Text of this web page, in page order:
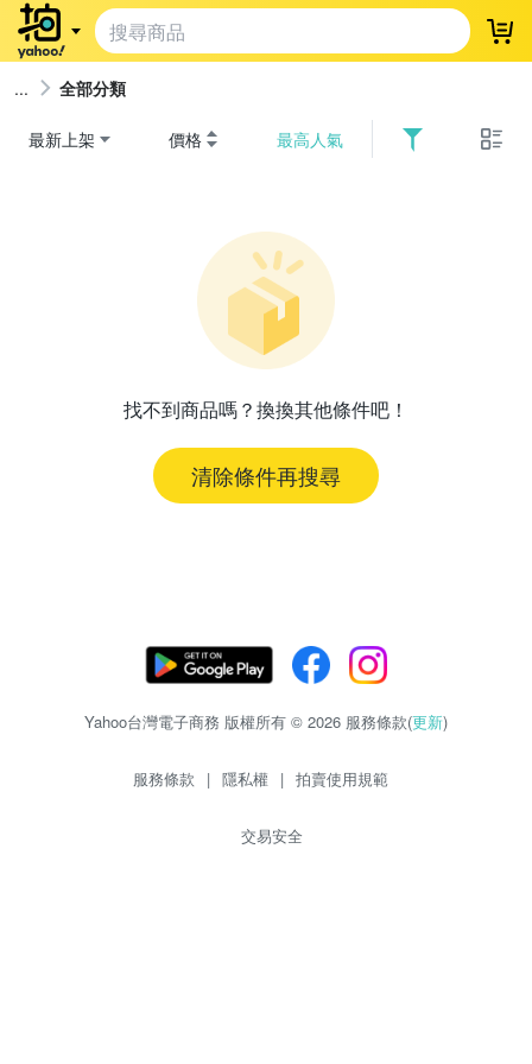
登
全部分類
最新上架 價格 最高人氣
找不到商品嗎？換換其他條件吧！
清除條件再搜尋
Yahoo台灣電子商務 版權所有 © 2026 服務條款(更新)
服務條款 | 隱私權 | 拍賣使用規範
交易安全